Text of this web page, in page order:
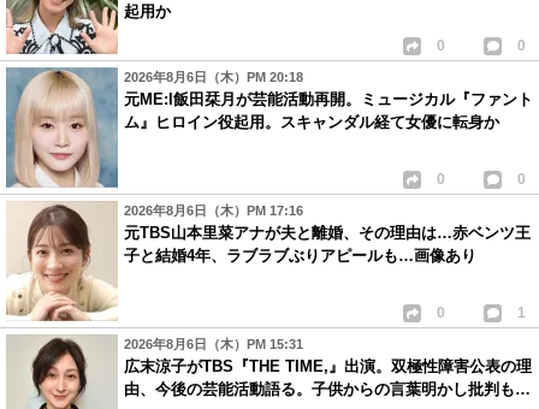
起用か
0 0
2026年8月6日（木）PM 20:18
元ME:I飯田栞月が芸能活動再開。ミュージカル『ファント
ム』ヒロイン役起用。スキャンダル経て女優に転身か
0 0
2026年8月6日（木）PM 17:16
元TBS山本里菜アナが夫と離婚、その理由は…赤ベンツ王
子と結婚4年、ラブラブぶりアピールも…画像あり
0 1
2026年8月6日（木）PM 15:31
広末涼子がTBS『THE TIME,』出演。双極性障害公表の理
由、今後の芸能活動語る。子供からの言葉明かし批判も…